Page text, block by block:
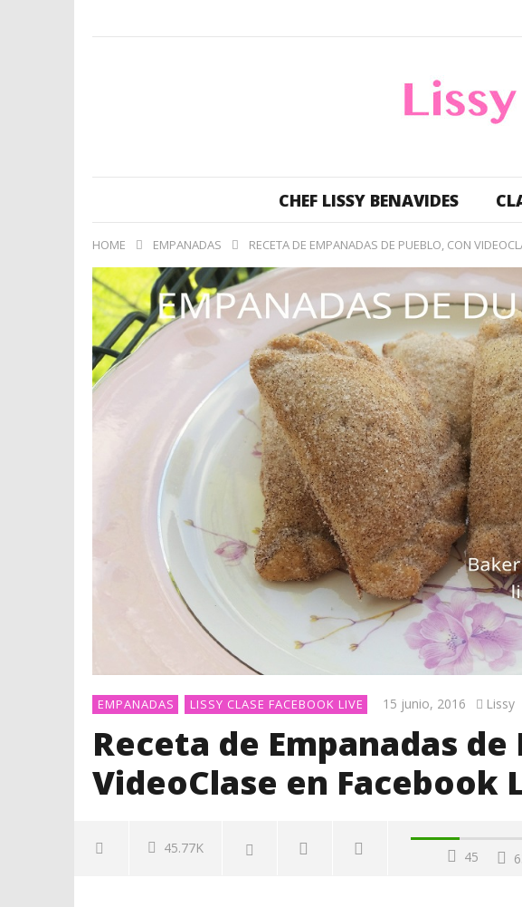
CHEF LISSY BENAVIDES
HOME EMPANADAS RECETA DE EMPANADAS DE PUEBLO, CON
EMPANADAS LISSY CLASE FACEBOOK LIVE 15 junio, 2016 Lissy
Receta de Empanadas
VideoClase en Facebook
45.77K 45